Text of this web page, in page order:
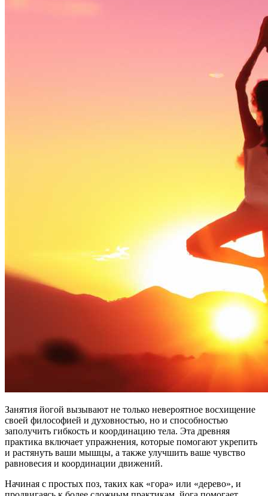
Занятия йогой вызывают не только невероятное восхищение
своей философией и духовностью, но и способностью
заполучить гибкость и координацию тела. Эта древняя
практика включает упражнения, которые помогают укрепить
и растянуть ваши мышцы, а также улучшить ваше чувство
равновесия и координации движений.
Начиная с простых поз, таких как «гора» или «дерево», и